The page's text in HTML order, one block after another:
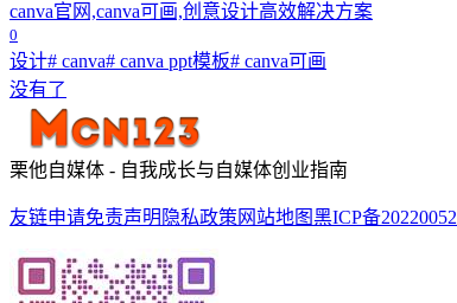
canva官网,canva可画,创意设计高效解决方案
0
设计# canva# canva ppt模板# canva可画
没有了
栗他自媒体 - 自我成长与自媒体创业指南
友链申请免责声明 隐私政策 网站地图黑ICP备